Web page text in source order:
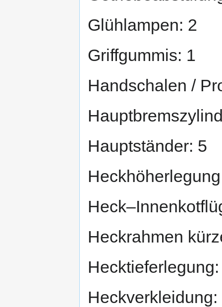
Glühlampen: 2
Griffgummis: 1
Handschalen /
Hauptständer: 5
Heckrahmen
Heckverkleidung: